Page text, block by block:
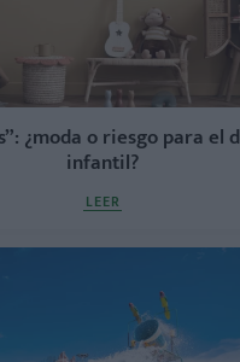
¿moda o riesgo para el
infantil?
LEER